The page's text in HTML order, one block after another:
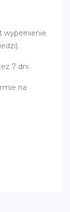
7 dni.
na